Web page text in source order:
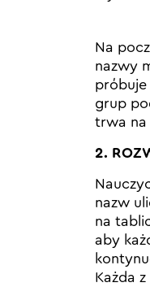
Na
nazwy
próbuje
grup
trwa na
2.
nazw
na
aby
Każda